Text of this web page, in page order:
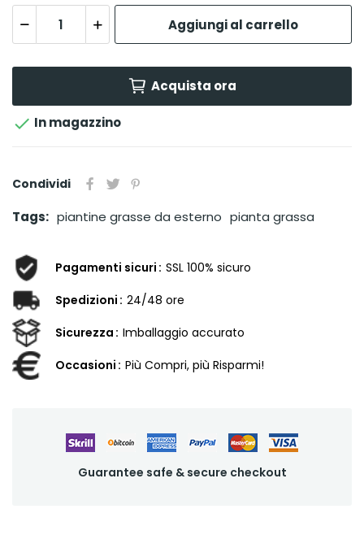
Aggiungi al carrello
Acquista ora
 In magazzino
Condividi
Tags: piantine grasse da esterno pianta grassa
Pagamenti sicuri SSL 100% sicuro
Spedizioni 24/48 ore
Sicurezza Imballaggio accurato
Occasioni Più Compri, più Risparmi!
Guarantee safe & secure checkout